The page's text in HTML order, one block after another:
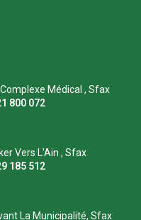
Médical , Sfax
800 072
Vers L'Ain , Sfax
185 512
La Municipalité, Sfax